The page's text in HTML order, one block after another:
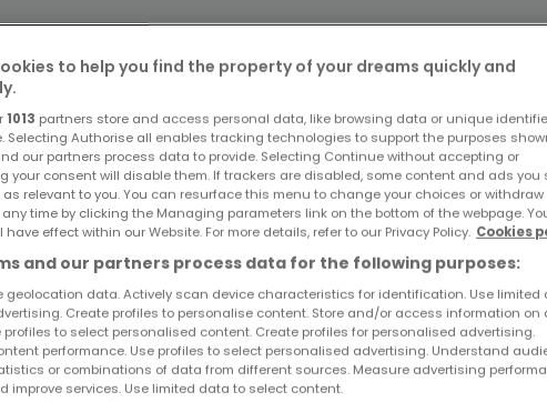
Bitte ändern Sie Ihre Suche und
Top Suchaufträge
Häuser bauen kaufen in Laufeld
Tipps zum Einrichten und Dekorieren
to help you find the property of your dreams quickly and
1013 partners store and access personal data, like browsing data or unique
Selecting Authorise all enables tracking technologies to support the purposes
our partners process data to provide. Selecting Continue without accepting or
your consent will disable them. If trackers are disabled, some content and ads you
as relevant to you. You can resurface this menu to change your choices or withdraw
time by clicking the Managing parameters link on the bottom of the webpage.
have effect within our Website. For more details, refer to our Privacy Policy. Cookies
and our partners process data for the following purposes:
geolocation data. Actively scan device characteristics for identification. Use limited
Create profiles to personalise content. Store and/or access information on
profiles to select personalised content. Create profiles for personalised advertising.
performance. Use profiles to select personalised advertising. Understand
or combinations of data from different sources. Measure advertising
improve services. Use limited data to select content.